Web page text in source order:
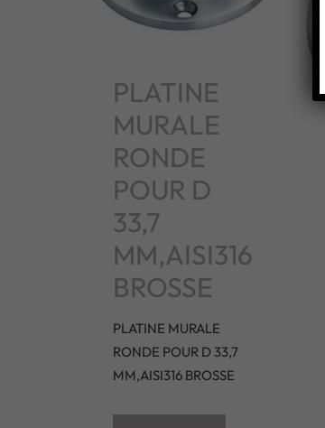
PLATINE
MURALE
RONDE
POUR D
33,7
MM,AISI316
BROSSE
PLATINE MURALE
RONDE POUR D 33,7
MM,AISI316 BROSSE